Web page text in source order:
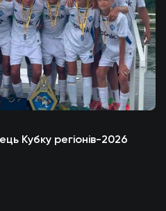
Кубку регіонів-2026